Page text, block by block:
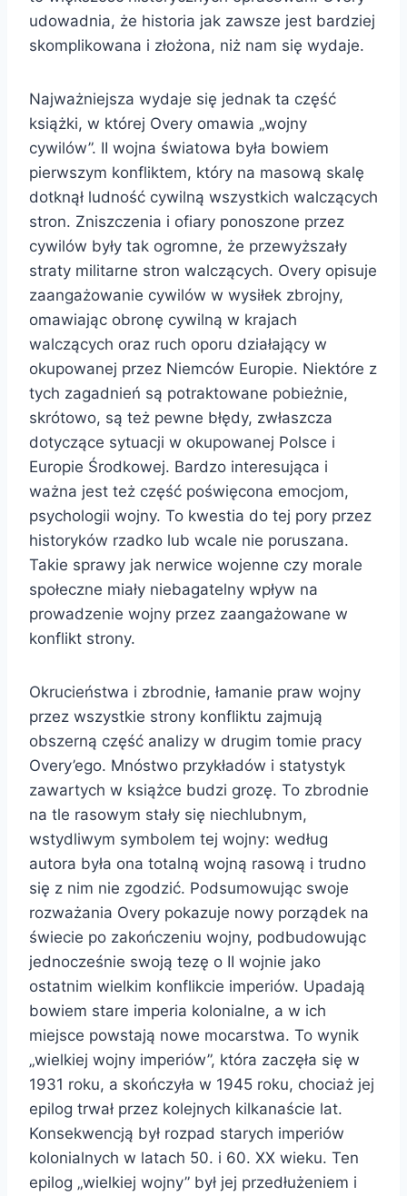
udowadnia, że historia jak zawsze jest bardziej
skomplikowana i złożona, niż nam się wydaje.
Najważniejsza wydaje się jednak ta część
książki, w której Overy omawia „wojny
cywilów”. II wojna światowa była bowiem
pierwszym konfliktem, który na masową skalę
dotknął ludność cywilną wszystkich walczących
stron. Zniszczenia i ofiary ponoszone przez
cywilów były tak ogromne, że przewyższały
straty militarne stron walczących. Overy opisuje
zaangażowanie cywilów w wysiłek zbrojny,
omawiając obronę cywilną w krajach
walczących oraz ruch oporu działający w
okupowanej przez Niemców Europie. Niektóre z
tych zagadnień są potraktowane pobieżnie,
skrótowo, są też pewne błędy, zwłaszcza
dotyczące sytuacji w okupowanej Polsce i
Europie Środkowej. Bardzo interesująca i
ważna jest też część poświęcona emocjom,
psychologii wojny. To kwestia do tej pory przez
historyków rzadko lub wcale nie poruszana.
Takie sprawy jak nerwice wojenne czy morale
społeczne miały niebagatelny wpływ na
prowadzenie wojny przez zaangażowane w
konflikt strony.
Okrucieństwa i zbrodnie, łamanie praw wojny
przez wszystkie strony konfliktu zajmują
obszerną część analizy w drugim tomie pracy
Overy’ego. Mnóstwo przykładów i statystyk
zawartych w książce budzi grozę. To zbrodnie
na tle rasowym stały się niechlubnym,
wstydliwym symbolem tej wojny: według
autora była ona totalną wojną rasową i trudno
się z nim nie zgodzić. Podsumowując swoje
rozważania Overy pokazuje nowy porządek na
świecie po zakończeniu wojny, podbudowując
jednocześnie swoją tezę o II wojnie jako
ostatnim wielkim konflikcie imperiów. Upadają
bowiem stare imperia kolonialne, a w ich
miejsce powstają nowe mocarstwa. To wynik
„wielkiej wojny imperiów”, która zaczęła się w
1931 roku, a skończyła w 1945 roku, chociaż jej
epilog trwał przez kolejnych kilkanaście lat.
Konsekwencją był rozpad starych imperiów
kolonialnych w latach 50. i 60. XX wieku. Ten
epilog „wielkiej wojny” był jej przedłużeniem i